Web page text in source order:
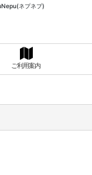
ネプネプ)
ご利用案内